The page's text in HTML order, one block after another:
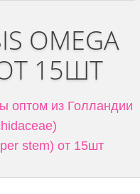
OMEGA
ОТ 15ШТ
оптом из Голландии
stem) от 15шт